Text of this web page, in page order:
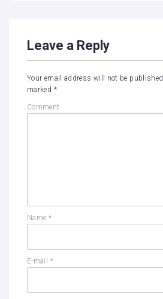
Leave a Reply
Your email address will not be published.
marked *
Comment
Name *
E-mail *